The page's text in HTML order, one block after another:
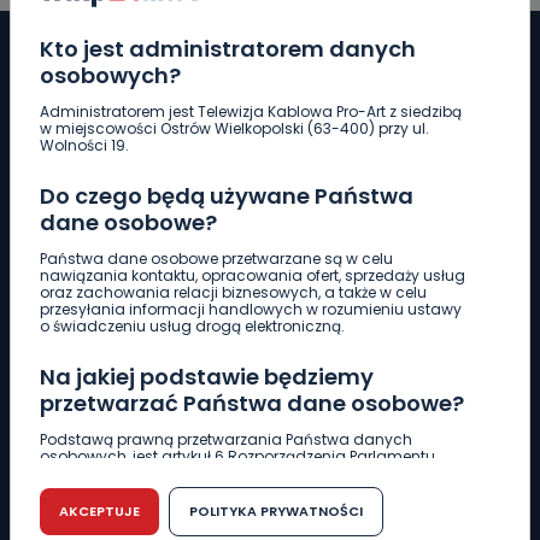
Kto jest administratorem danych
osobowych?
Administratorem jest Telewizja Kablowa Pro-Art z siedzibą
w miejscowości Ostrów Wielkopolski (63-400) przy ul.
Wolności 19.
Do czego będą używane Państwa
dane osobowe?
Państwa dane osobowe przetwarzane są w celu
nawiązania kontaktu, opracowania ofert, sprzedaży usług
oraz zachowania relacji biznesowych, a także w celu
przesyłania informacji handlowych w rozumieniu ustawy
o świadczeniu usług drogą elektroniczną.
Na jakiej podstawie będziemy
przetwarzać Państwa dane osobowe?
Podstawą prawną przetwarzania Państwa danych
osobowych, jest artykuł 6 Rozporządzenia Parlamentu
r. w sprawie ochrony osób fizycznych w związku z
przetwarzaniem danych osobowych w sprawie
swobodnego przepływu takich danych oraz uchylenia
AKCEPTUJE POLITYKA PRYWATNOŚCI
Pobierz logotyp
LINIA INTERWENCYJNA
661 997 997
REDAKCJA
62 735 22 22redakcja@wlkp24.info
DZIAŁ REKLAMY
62 735 01 85 reklama@wlkp24.info
WIADOMOŚCI